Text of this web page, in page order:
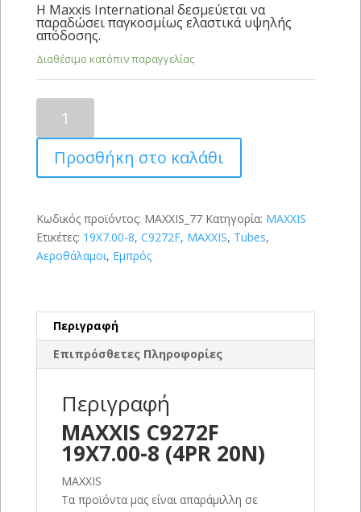
Η Maxxis International δεσμεύεται να
παραδώσει παγκοσμίως ελαστικά υψηλής
απόδοσης.
Διαθέσιμο κατόπιν παραγγελίας
C9272F
19X7.00-
(4PR
ποσότητα
Προσθήκη στο καλάθι
Κωδικός προϊόντος: MAXXIS_77 Κατηγορία: MAXXIS
Ετικέτες: 19X7.00-8, C9272F, MAXXIS, Tubes,
Αεροθάλαμοι, Εμπρός
Περιγραφή
Επιπρόσθετες Πληροφορίες
Περιγραφή
MAXXIS C9272F
19X7.00-8 (4PR 20N)
MAXXIS
Τα προϊόντα μας είναι απαράμιλλη σε